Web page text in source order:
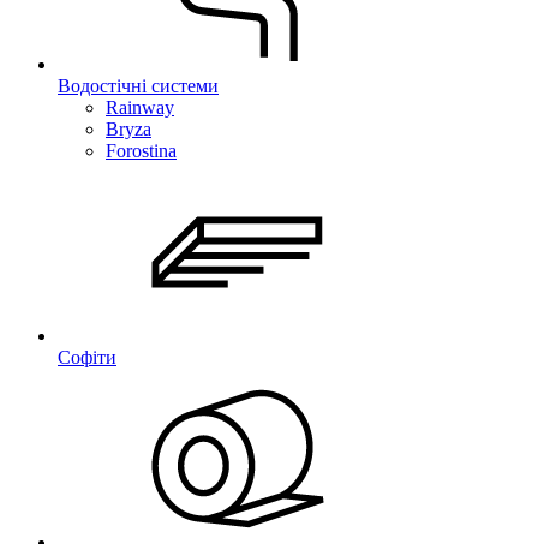
Водостічні системи
Rainway
Bryza
Forostina
Софіти